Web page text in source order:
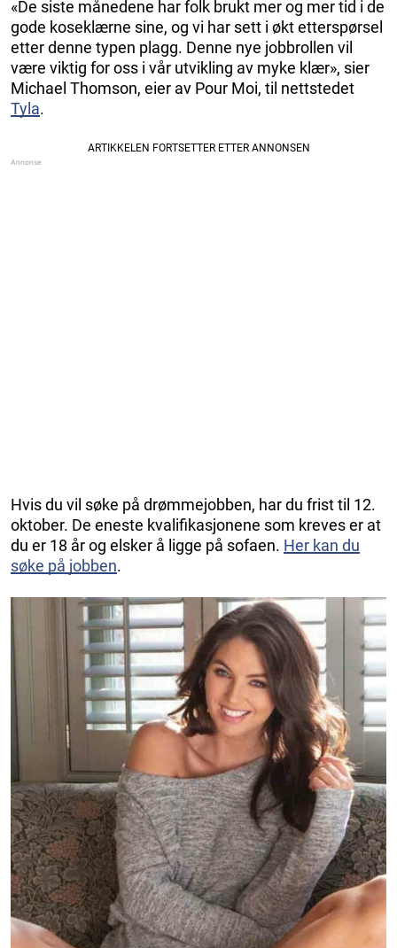
«De siste månedene har folk brukt mer og mer tid i de
gode koseklærne sine, og vi har sett i økt etterspørsel
etter denne typen plagg. Denne nye jobbrollen vil
være viktig for oss i vår utvikling av myke klær», sier
Michael Thomson, eier av Pour Moi, til nettstedet
Tyla.
Hvis du vil søke på drømmejobben, har du frist til 12.
oktober. De eneste kvalifikasjonene som kreves er at
du er 18 år og elsker å ligge på sofaen. Her kan du
søke på jobben.